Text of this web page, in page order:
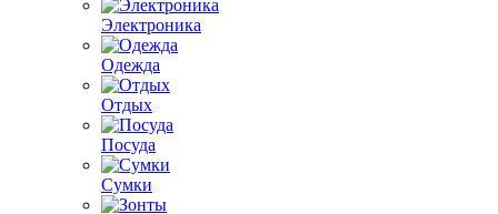
Электроника
Одежда
Отдых
Посуда
Сумки